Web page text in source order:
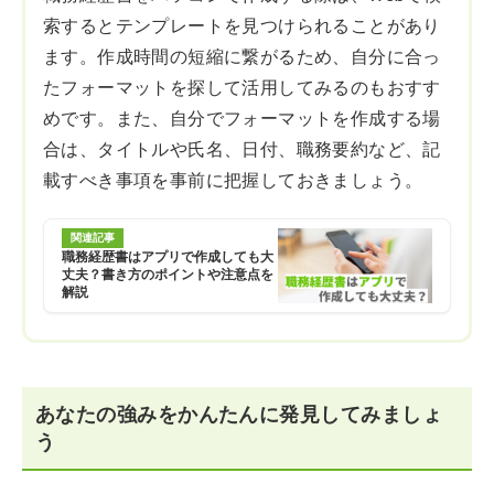
索するとテンプレートを見つけられることがあり
ます。作成時間の短縮に繋がるため、自分に合っ
たフォーマットを探して活用してみるのもおすす
めです。また、自分でフォーマットを作成する場
合は、タイトルや氏名、日付、職務要約など、記
載すべき事項を事前に把握しておきましょう。
関連記事
職務経歴書はアプリで作成しても大
丈夫？書き方のポイントや注意点を
解説
あなたの強みをかんたんに発見してみましょ
う